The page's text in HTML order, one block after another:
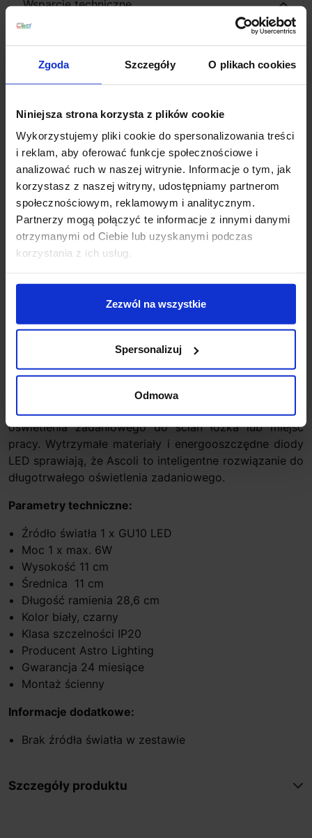
Zgoda Szczegóły O plikach cookies
Niniejsza strona korzysta z plików cookie
Wykorzystujemy pliki cookie do spersonalizowania treści
i reklam, aby oferować funkcje społecznościowe i
analizować ruch w naszej witrynie. Informacje o tym, jak
korzystasz z naszej witryny, udostępniamy partnerom
społecznościowym, reklamowym i analitycznym.
Partnerzy mogą połączyć te informacje z innymi danymi
otrzymanymi od Ciebie lub uzyskanymi podczas
korzystania z ich usług.
Zezwól na wszystkie
Spersonalizuj
Odmowa
Wsparcie techniczne
odpowiedzi na e-maile od 8:00 do 22:00.
phone +48 694 000 777
Metody płatności
Koszt dostawy
Zapytaj o produkt
Astro ASCOLI SWING 1286137, 1286138
ściennych z ruchomym ramieniem. Dzięki eleganckiemu
wyglądowi i wygodnej konstrukcji wtykowej, jest
idealnym wyborem do dodania funkcjonalnego
oświetlenia zadaniowego do ścian łóżka lub miejsc
pracy. Wytrzymałe materiały i energooszczędne diody
LED sprawiają, że Ascoli to inteligentne rozwiązanie do
długotrwałego oświetlenia zadaniowego.
Parametry techniczne:
Źródło światła 1 x GU10 LED
Moc 1 x max. 6W
Wysokość 11 cm
Średnica 11 cm
Długość ramienia 28,6 cm
Kolor biały, czarny
Klasa szczelności IP20
Producent Astro Lighting
Gwarancja 24 miesiące
Montaż ścienny
Informacje dodatkowe:
Brak źródła światła w zestawie
Szczegóły produktu